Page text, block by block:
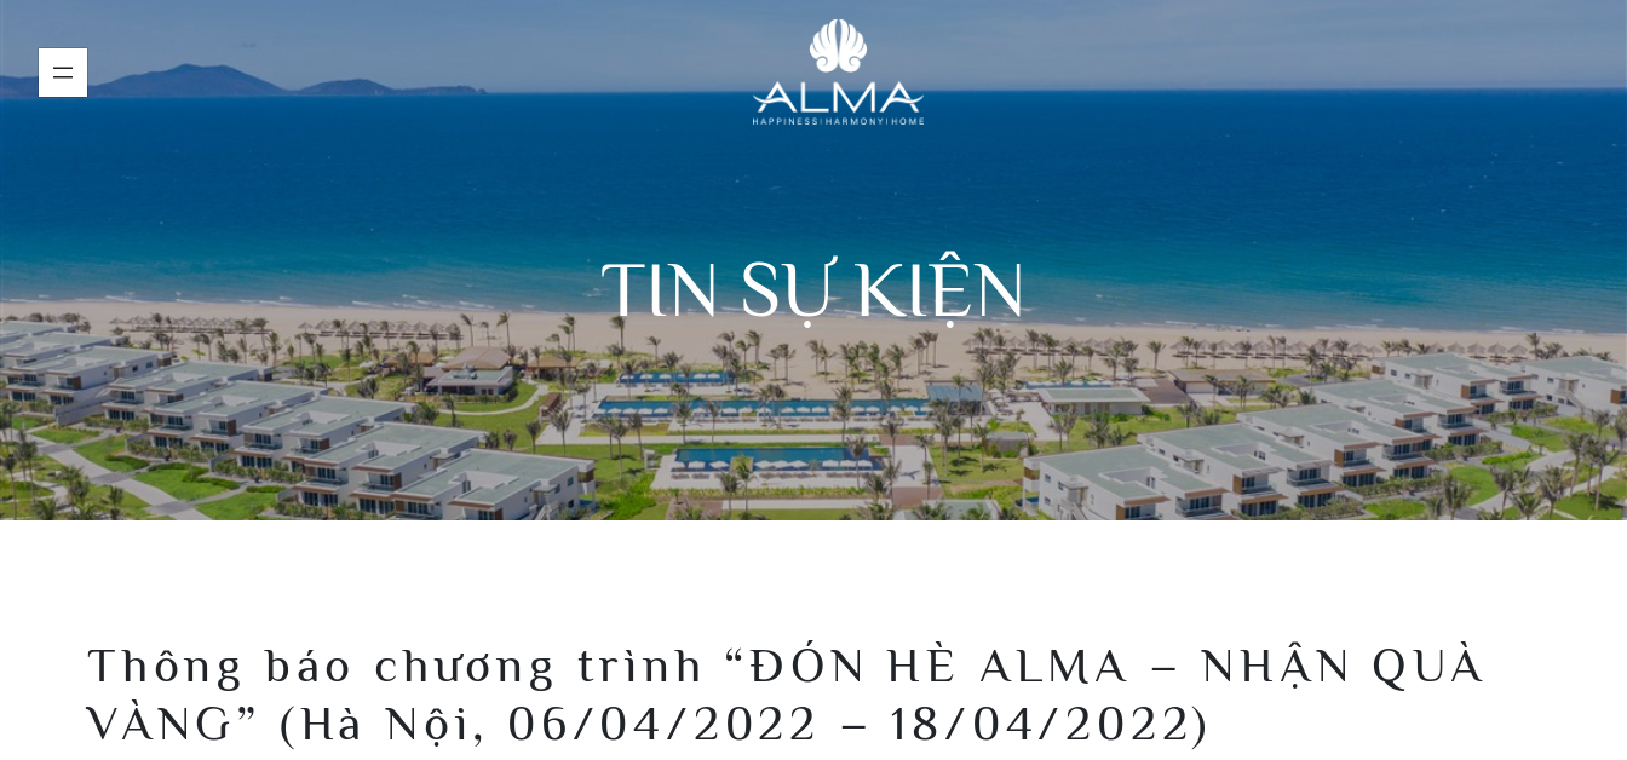
TIN SỰ KIỆN
Thông báo chương trình “ĐÓN HÈ ALMA – NHẬN QUÀ
VÀNG” (Hà Nội, 06/04/2022 – 18/04/2022)